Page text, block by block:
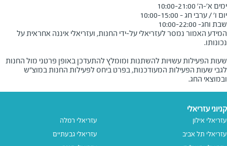
שבת וחג- 10:00-22:00
המידע האמור נמסר לעזריאלי על-ידי החנות, ועזריאלי איננה אחראית על
שעות הפעילות עשויות להשתנות ומומלץ להתעדכן באופן פרטני מול החנות
לגבי שעות הפעילות המעודכנות, בפרט ביחס לפעילות החנות במוצ"ש
ובמוצאי החג.
קניוני עזריאלי
עזריאלי אילון
עזריאלי תל אביב
עזריאלי רמלה
עזריאלי גבעתיים